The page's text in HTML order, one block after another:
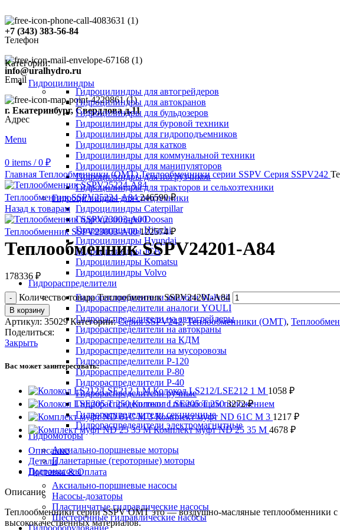
+7 (343) 383-56-84
Телефон
info@uralhydro.ru
Email
г. Екатеринбург, Свердлова д.11
Адрес
Menu
0 items / 0 ₽
Категории:
Гидроцилиндры
Гидроцилиндры для автогрейдеров
Гидроцилиндры для автокранов
Гидроцилиндры для бульдозеров
Гидроцилиндры для буровой техники
Гидроцилиндры для гидроподъемников
Гидроцилиндры для катков
Гидроцилиндры для коммунальной техники
Гидроцилиндры для манипуляторов
Гидроцилиндры для погрузчиков
Гидроцилиндры для тракторов и сельхозтехники
Гидроцилиндры для спецтехники
Гидроцилиндры Caterpillar
Гидроцилиндры Doosan
Гидроцилиндры Hitachi
Гидроцилиндры Hyundai
Гидроцилиндры JCB
Гидроцилиндры Komatsu
Гидроцилиндры Volvo
Гидрораспределители
Гидрораспределители аналоги Walvoil
Гидрораспределители аналоги YOULI
Гидрораспределители на автогрейдеры
Гидрораспределители на автокраны
Гидрораспределители на КДМ
Гидрораспределители на мусоровозы
Гидрораспределители Р-120
Гидрораспределители Р-80
Гидрораспределители Р-40
Гидрораспределители ручные
Гидрораспределители с плавающим положением
Гидрораспределители секционные
Гидрораспределители электромагнитные
Гидромоторы
Аксиально-поршневые моторы
Планетарные (героторные) моторы
Гидронасосы
Аксиально-поршневые насосы
Насосы-дозаторы
Пластинчатые гидравлические насосы
Шестеренные гидравлические насосы
Гидрооборудование
Click to enlarge
Главная Теплообменники (OMT)Теплообменники серии SSPV Серия SSPV242
Теплообменник SSPV25224-A84246590₽
Назад к товарам
Теплообменник SSPV23003-A00122574₽
Теплообменник SSPV24201-A84
178336 ₽
Количество товара Теплообменник SSPV24201-A84
В корзину
Артикул: 35029Категории: Серия SSPV242, Теплообменники (OMT),
Поделиться:
Закрыть
Вас может заинтересовать:
Колокол LS212/LSE212 1 M 1058 ₽
Колокол LSE205 T 2503272₽
Комплект муфт ND 61C M 3 1217 ₽
Комплект муфт ND 25 35 M 4678 ₽
Описание
Детали
Доставка & Оплата
Описание
Теплообменники серии SSPV OMT это — воздушно-масляные теплообменники
высококачественных материалов.